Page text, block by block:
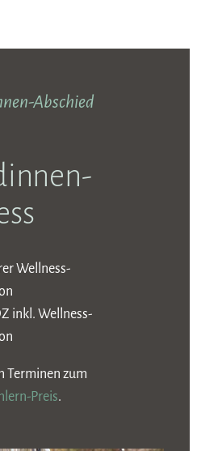
Abschied
Wellness-
inkl. Wellness-
Terminen zum
Preis.